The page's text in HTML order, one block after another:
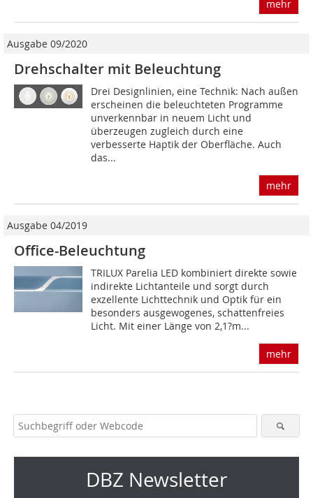
mehr
Ausgabe 09/2020
Drehschalter mit Beleuchtung
Drei Designlinien, eine Technik: Nach außen
erscheinen die beleuchteten Programme
unverkennbar in neuem Licht und
überzeugen zugleich durch eine
verbesserte Haptik der Oberfläche. Auch
das...
mehr
Ausgabe 04/2019
Office-Beleuchtung
TRILUX Parelia LED kombiniert direkte sowie
indirekte Lichtanteile und sorgt durch
exzellente Lichttechnik und Optik für ein
besonders ausgewogenes, schattenfreies
Licht. Mit einer Länge von 2,1?m...
mehr
DBZ Newsletter